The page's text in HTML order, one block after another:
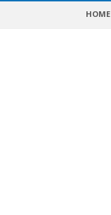
DA REGIÃO!
HOME